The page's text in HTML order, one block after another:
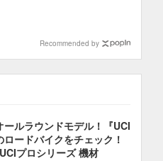
Recommended by
ールラウンドモデル！『UCI
ードバイクをチェック！
プロシリーズ 機材